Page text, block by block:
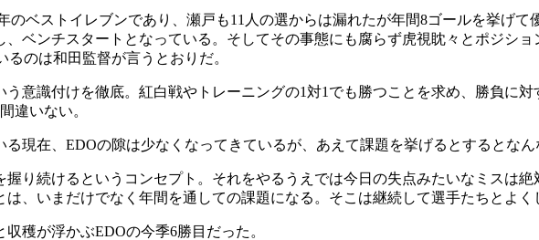
ベストイレブンであり、瀬戸も11人の選からは漏れたが年間8ゴールを挙げて
ベンチスタートとなっている。そしてその事態にも腐らず虎視眈々とポジシ
のは和田監督が言うとおりだ。
意識付けを徹底。紅白戦やトレーニングの1対1でも勝つことを求め、勝負に
違いない。
在、EDOの隙は少なくなってきているが、あえて課題を挙げるとするとなん
り続けるというコンセプト。それをやるうえでは今日の失点みたいなミスは
、いまだけでなく年間を通しての課題になる。そこは継続して選手たちとよく
穫が浮かぶEDOの今季6勝目だった。